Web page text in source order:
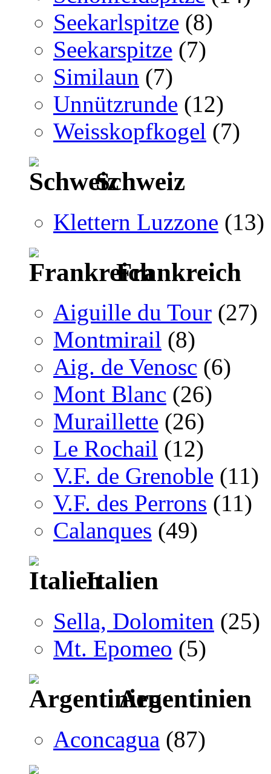
Seekarlspitze (8)
Seekarspitze (7)
Similaun (7)
Unnützrunde (12)
Weisskopfkogel (7)
Schweiz
Klettern Luzzone (13)
Frankreich
Aiguille du Tour (27)
Montmirail (8)
Aig. de Venosc (6)
Mont Blanc (26)
Muraillette (26)
Le Rochail (12)
V.F. de Grenoble (11)
V.F. des Perrons (11)
Calanques (49)
Italien
Sella, Dolomiten (25)
Mt. Epomeo (5)
Argentinien
Aconcagua (87)